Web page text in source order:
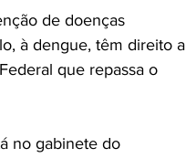
de doenças
à dengue, têm direito a
que repassa o
no gabinete do